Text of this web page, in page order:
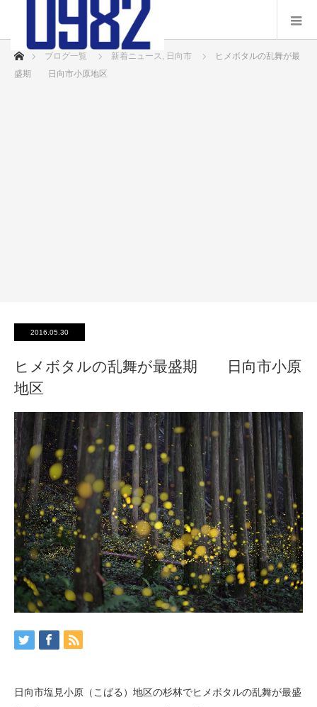
ホームブログ一覧 新着ニュース , 日向市
ヒメボタルの乱舞が最
盛期 日向市小原地区
2016.05.30
ヒメボタルの乱舞が最盛期 日向市小原
地区
日向市塩見小原（こばる）地区の杉林でヒメボタルの乱舞が最盛